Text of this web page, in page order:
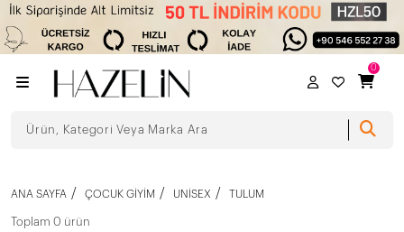
0
ANA SAYFA ÇOCUK GIYIM UNISEX TULUM
Toplam 0 ürün